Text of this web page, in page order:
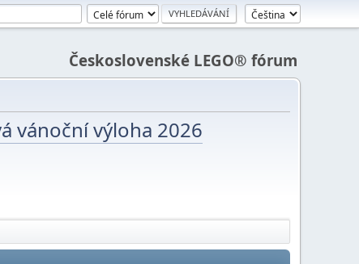
Československé LEGO® fórum
vánoční výloha 2026